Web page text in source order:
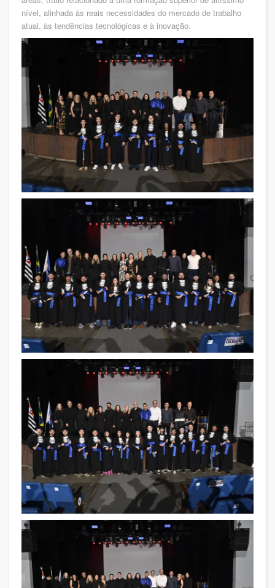
nível, alinhada às reais necessidades do mercado de trabalho
atual, às tendências tecnológicas e à inovação.